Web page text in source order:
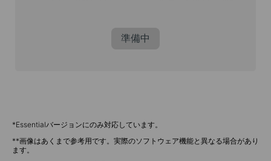
準備中
*Essentialバージョンにのみ対応しています。
**画像はあくまで参考用です。実際のソフトウェア機能と異なる場合があり
ます。